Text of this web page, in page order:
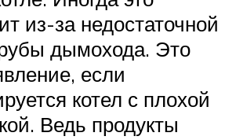
из-за недостаточной
дымохода. Это
если
котел с плохой
Ведь продукты